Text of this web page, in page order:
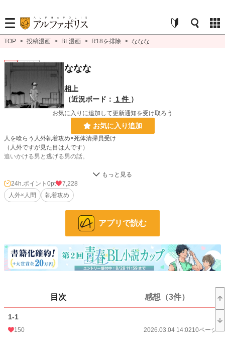
TOP > 投稿漫画 > BL漫画 > R18を排除 > ななな
BL 連載中 ななな
相上
（近況ボード：
1 件 ）
お気に入りに追加して更新通知を受け取ろう
お気に入り追加
人を喰らう人外執着攻め×死体清掃員受け
（人外ですが見た目は人です）
追いかける男と逃げる男の話。
BL漫画 1,406 位 / 1,406 件
1,080 位 / 1,080 件
24h.ポイント 0 pt
ページ数 194
2023.05.12 22:38
週間ポイント
24h.ポイント 0pt
7,228
人外×人間
執着攻め
アプリで読む
目次 感想（3件）
1-1
150 2026.03.04 14:0210ページ